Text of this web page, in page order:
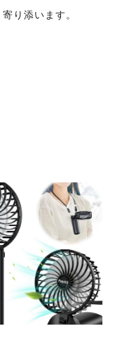
り添います。